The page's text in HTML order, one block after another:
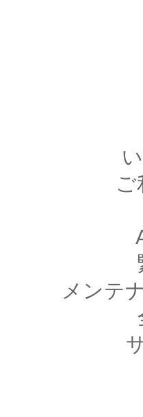
メンテ